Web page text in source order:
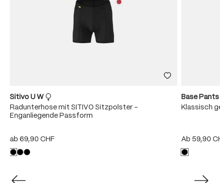
Sitivo U W
Radunterhose mit SITIVO Sitzpolster -
Enganliegende Passform
ab 69,90 CHF
Base
Klassisch
Ab 59,90